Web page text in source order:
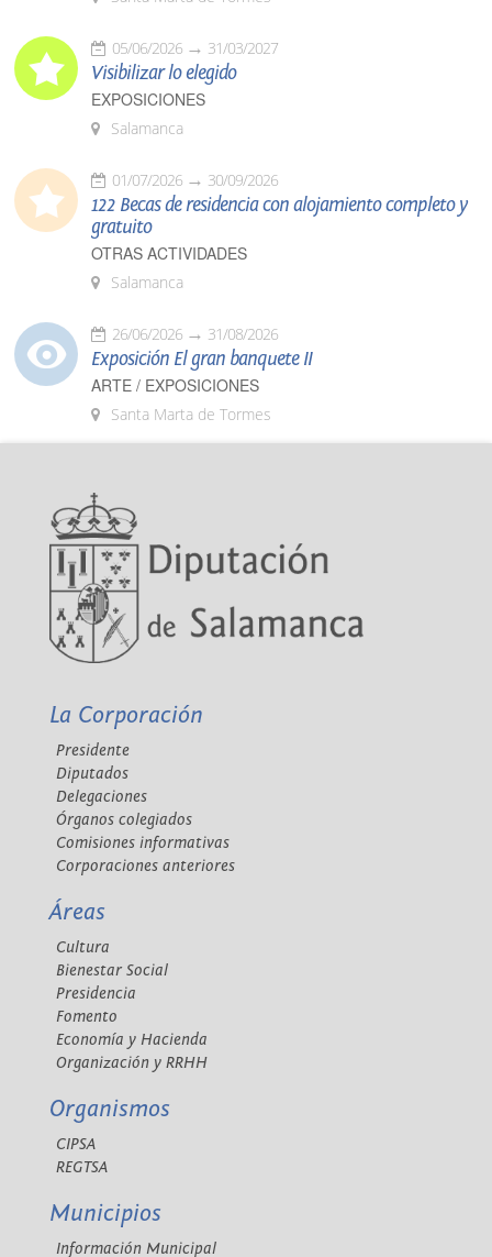
05/06/2026 31/03/2027
Visibilizar lo elegido
EXPOSICIONES
Salamanca
01/07/2026 30/09/2026
122 Becas de residencia con alojamiento completo y
gratuito
OTRAS ACTIVIDADES
Salamanca
26/06/2026 31/08/2026
Exposición El gran banquete II
ARTE / EXPOSICIONES
Santa Marta de Tormes
La Corporación
Presidente
Diputados
Delegaciones
Órganos colegiados
Comisiones informativas
Corporaciones anteriores
Áreas
Cultura
Bienestar Social
Presidencia
Fomento
Economía y Hacienda
Organización y RRHH
Organismos
CIPSA
REGTSA
Municipios
Información Municipal